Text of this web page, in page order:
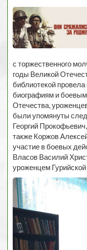
с торжественного
годы Великой
библиотекой
биографиям и
Отечества,
были упомянуты
Георгий
также Коржов
участие в боевых
Власов Василий
уроженцем